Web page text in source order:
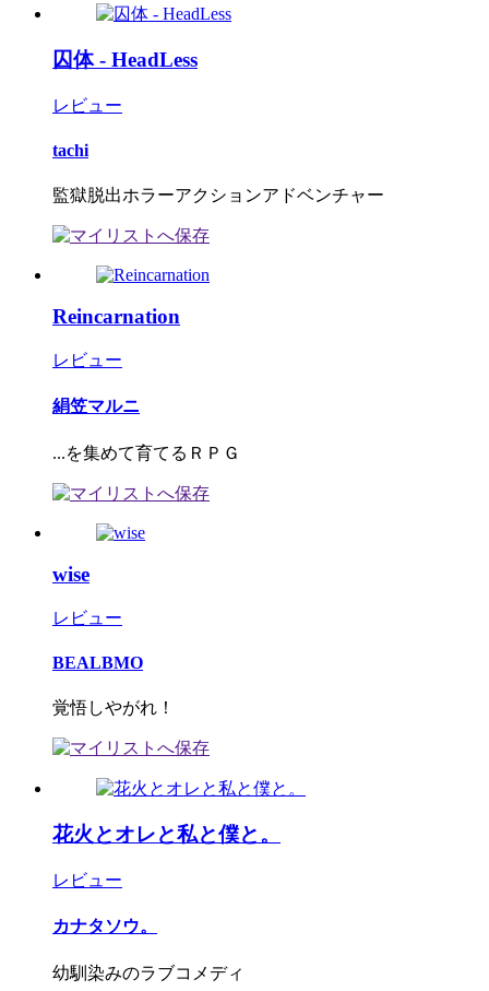
囚体 - HeadLess
レビュー
tachi
監獄脱出ホラーアクションアドベンチャー
Reincarnation
レビュー
絹笠マルニ
...を集めて育てるＲＰＧ
wise
レビュー
BEALBMO
覚悟しやがれ！
花火とオレと私と僕と。
レビュー
カナタソウ。
幼馴染みのラブコメディ